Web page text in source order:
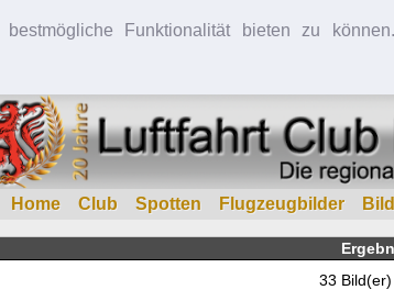
Funktionalität bieten zu
Home Club Spotten Flugzeugbilder
33